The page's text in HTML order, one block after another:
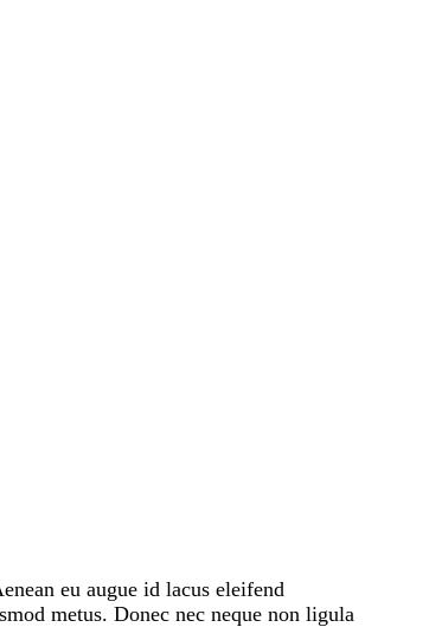
eu augue id lacus eleifend
metus. Donec nec neque non ligula